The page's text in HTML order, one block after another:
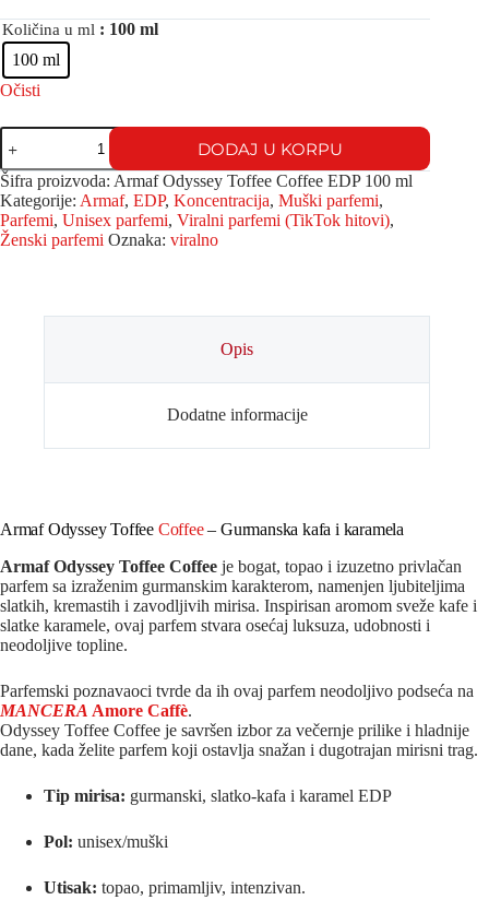
Količina u ml : 100 ml
100 ml
Očisti
DODAJ U KORPU
Šifra proizvoda: Armaf Odyssey Toffee Coffee EDP 100 ml
Kategorije: Armaf, EDP, Koncentracija, Muški parfemi,
Parfemi, Unisex parfemi, Viralni parfemi (TikTok hitovi),
Ženski parfemi Oznaka: viralno
Opis
Dodatne informacije
Armaf Odyssey Toffee Coffee– Gurmanska kafa i karamela
Armaf Odyssey Toffee Coffee je bogat, topao i izuzetno privlačan
parfem sa izraženim gurmanskim karakterom, namenjen ljubiteljima
slatkih, kremastih i zavodljivih mirisa. Inspirisan aromom sveže kafe i
slatke karamele, ovaj parfem stvara osećaj luksuza, udobnosti i
neodoljive topline.
Parfemski poznavaoci tvrde da ih ovaj parfem neodoljivo podseća na
MANCERA Amore Caffè.
Odyssey Toffee Coffee je savršen izbor za večernje prilike i hladnije
dane, kada želite parfem koji ostavlja snažan i dugotrajan mirisni trag.
Tip mirisa: gurmanski, slatko‑kafa i karamel EDP
Pol: unisex/muški
Utisak: topao, primamljiv, intenzivan.